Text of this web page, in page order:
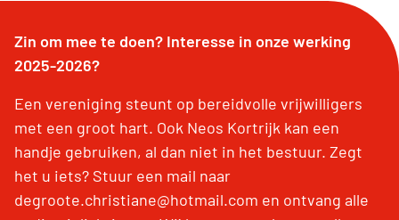
Zin om mee te doen? Interesse in onze werking
2025-2026?
Een vereniging steunt op bereidvolle vrijwilligers
met een groot hart. Ook Neos Kortrijk kan een
handje gebruiken, al dan niet in het bestuur. Zegt
het u iets? Stuur een mail naar
degroote.christiane@hotmail.com en ontvang alle